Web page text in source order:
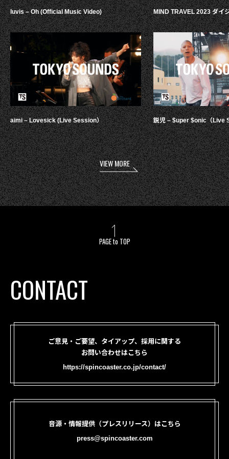
luvis – Oh (Official Music Video)
aimi – Lovesick (Live Session）
MIND TRAVEL 2023 ダイ
鋭児 – $uper $onic（Live
VIEW MORE
PAGE to TOP
CONTACT
ご意見・ご要望、タイアップ、採用に関する
お問い合わせはこちら
https://spincoaster.co.jp/contact/
音源・情報提供（プレスリリース）はこちら
press@spincoaster.com